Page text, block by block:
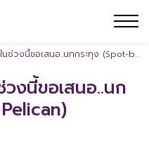
นี้ขอเสนอ..นกกระทุง (Spot-billed Pelican)
งนี้ขอเสนอ..นก